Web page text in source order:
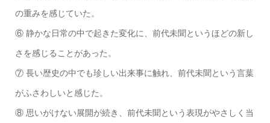
の重みを感じていた。
⑥ 静かな日常の中で起きた変化に、前代未聞というほどの新し
さを感じることがあった。
⑦ 長い歴史の中でも珍しい出来事に触れ、前代未聞という言葉
がふさわしいと感じた。
⑧ 思いがけない展開が続き、前代未聞という表現がやさしく当